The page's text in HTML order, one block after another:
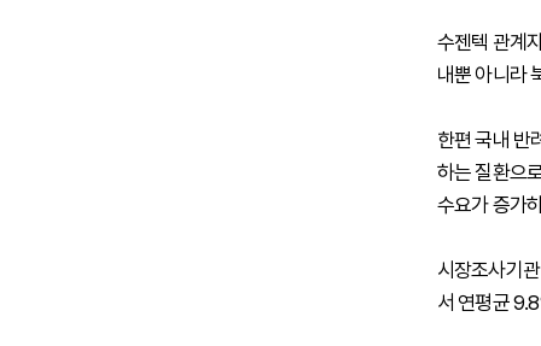
수젠텍 관계
내뿐 아니라
한편 국내 반
하는 질환으
수요가 증가
시장조사기
서 연평균